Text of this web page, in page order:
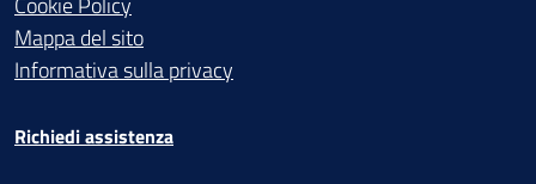
Mappa del sito
Informativa sulla privacy
Richiedi assistenza